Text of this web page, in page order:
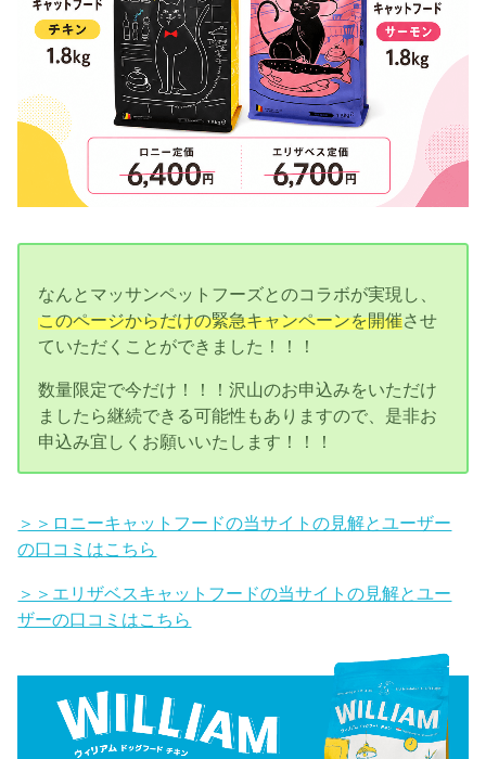
なんとマッサンペットフーズとのコラボが実現し、
このページからだけの緊急キャンペーンを開催させ
ていただくことができました！！！
数量限定で今だけ！！！沢山のお申込みをいただけ
ましたら継続できる可能性もありますので、是非お
申込み宜しくお願いいたします！！！
＞＞ロニーキャットフードの当サイトの見解とユーザー
の口コミはこちら
＞＞エリザベスキャットフードの当サイトの見解とユー
ザーの口コミはこちら